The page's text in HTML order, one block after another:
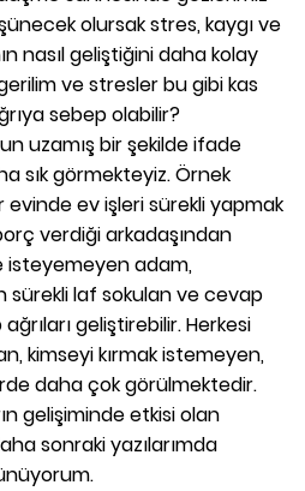
olursak stres, kaygı ve
nasıl geliştiğini daha kolay
ve stresler bu gibi kas
sebep olabilir?
uzamış bir şekilde ifade
sık görmekteyiz. Örnek
ev işleri sürekli yapmak
verdiği arkadaşından
isteyemeyen adam,
sürekli laf sokulan ve cevap
geliştirebilir. Herkesi
kimseyi kırmak istemeyen,
daha çok görülmektedir.
gelişiminde etkisi olan
sonraki yazılarımda